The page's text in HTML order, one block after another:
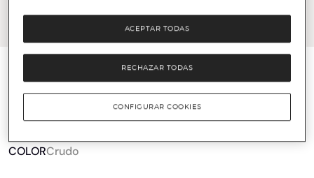
Bolsa de viaje de hombre de lona de algodón
COLORCrudo
RECHAZAR TODAS
ACEPTAR TODAS
CONFIGURAR COOKIES